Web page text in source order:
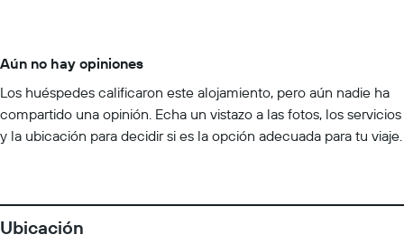
Aún no hay opiniones
Los huéspedes calificaron este alojamiento, pero aún nadie ha
compartido una opinión. Echa un vistazo a las fotos, los servicios
y la ubicación para decidir si es la opción adecuada para tu viaje.
Ubicación